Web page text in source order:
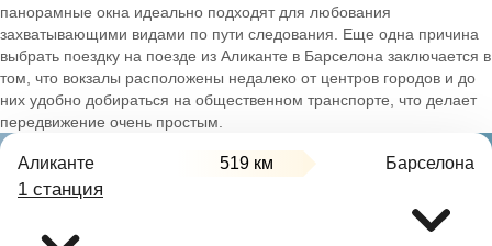
панорамные окна идеально подходят для любования
захватывающими видами по пути следования. Еще одна причина
выбрать поездку на поезде из Аликанте в Барселона заключается в
том, что вокзалы расположены недалеко от центров городов и до
них удобно добираться на общественном транспорте, что делает
передвижение очень простым.
Аликанте 519 км Барселона
1 станция